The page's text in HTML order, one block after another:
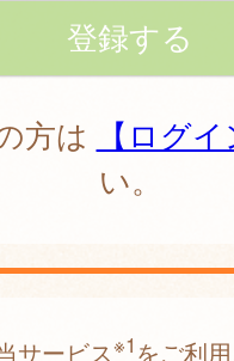
方は 【ログイ
い。
サービス※1 をご利